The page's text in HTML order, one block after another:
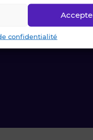
confidentialité